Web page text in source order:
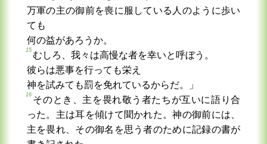
万軍の主の御前を喪に服している人のように歩い
ても
何の益があろうか。
15
むしろ、我々は高慢な者を幸いと呼ぼう。
彼らは悪事を行っても栄え
神を試みても罰を免れているからだ。」
16
そのとき、主を畏れ敬う者たちが互いに語り合
った。主は耳を傾けて聞かれた。神の御前には、
主を畏れ、その御名を思う者のために記録の書が